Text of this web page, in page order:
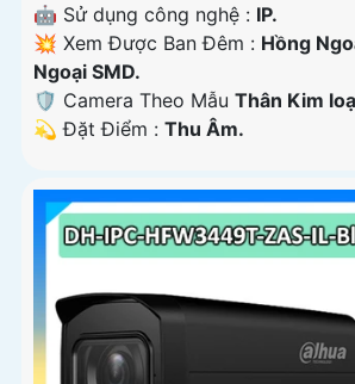
🤖️ Sử dụng công nghệ : IP.
💥 Xem Được Ban Đêm : Hồng
Ngoại SMD.
🛡 Camera Theo Mẫu Thân Kim
️💫 Đặt Điểm : Thu Âm.